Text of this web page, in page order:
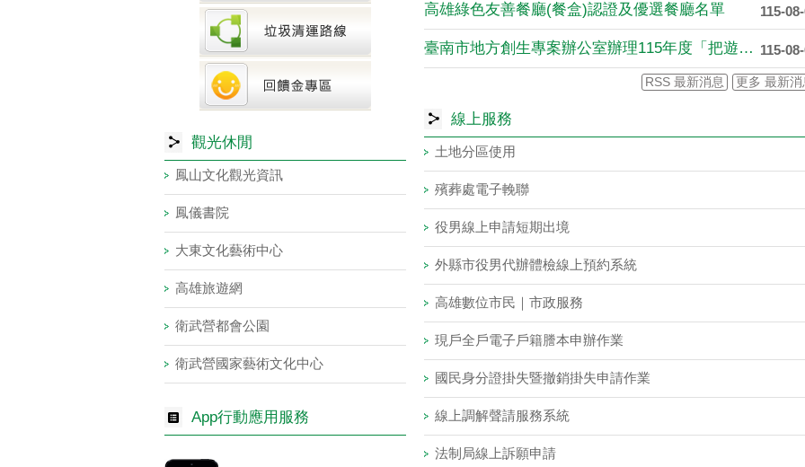
觀光休閒
鳳山文化觀光資訊
鳳儀書院
大東文化藝術中心
高雄旅遊網
衛武營都會公園
衛武營國家藝術文化中心
App行動應用服務
115-
高雄綠色友善餐廳(餐盒)認證及優選餐廳名單
115-
臺南市地方創生專案辦公室辦理115年度「把遊程變成一門永續生....
RSS 最新消息 更多 最新
線上服務
土地分區使用
殯葬處電子輓聯
役男線上申請短期出境
外縣市役男代辦體檢線上預約系統
高雄數位市民｜市政服務
現戶全戶電子戶籍謄本申辦作業
國民身分證掛失暨撤銷掛失申請作業
線上調解聲請服務系統
法制局線上訴願申請